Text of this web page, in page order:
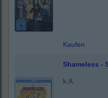
Kaufen
Shameless -
k.A.